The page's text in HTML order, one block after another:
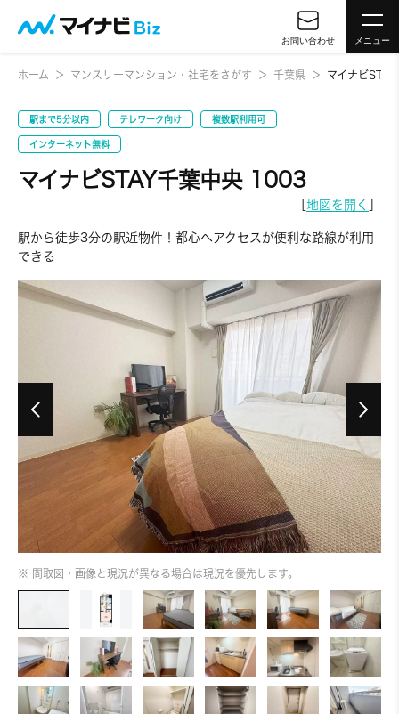
お問い合わせ メニュー
ホーム マンスリーマンション・社宅をさがす 千葉県 マイナビ
駅まで5分以内 テレワーク向け 複数駅利用可
インターネット無料
マイナビSTAY千葉中央 1003
地図を開く
駅から徒歩3分の駅近物件！都心へアクセスが便利な路線が利用
できる
※ 間取図・画像と現況が異なる場合は現況を優先します。